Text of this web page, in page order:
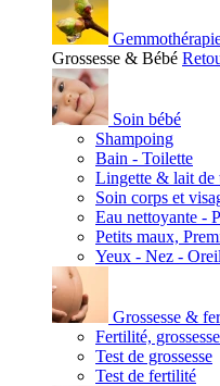
Grossesse & Bébé
Soin bébé
Shampoing
Bain - Toilette
Lingette & lait de
Soin corps et
Eau nettoyante -
Petits maux,
Yeux - Nez -
Grossesse &
Fertilité,
Test de grossesse
Test de fertilité